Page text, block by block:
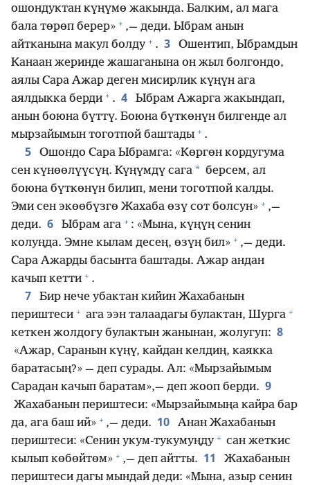
ошондуктан күңүмө жакында. Балким, ал мага
бала төрөп берер» + ,— деди. Ыбрам анын
айтканына макул болду + . 3
Ошентип, Ыбрамдын
Канаан жеринде жашаганына он жыл болгондо,
аялы Сара Ажар деген мисирлик күңүн ага
аялдыкка берди + . 4
Ыбрам Ажарга жакындап,
анын боюна бүттү. Боюна бүткөнүн билгенде ал
мырзайымын тоготпой баштады + .
5
Ошондо Сара Ыбрамга: «Көргөн кордугума
сен күнөөлүүсүң. Күңүмдү сага * берсем, ал
боюна бүткөнүн билип, мени тоготпой калды.
Эми сен экөөбүзгө Жахаба өзү сот болсун» + ,—
деди. 6 Ыбрам ага + : «Мына, күңүң сенин
колуңда. Эмне кылам десең, өзүң бил» + ,— деди.
Сара Ажарды басынта баштады. Ажар андан
качып кетти + .
7
Бир нече убактан кийин Жахабанын
периштеси + ага ээн талаадагы булактан, Шурга +
кеткен жолдогу булактын жанынан, жолугуп: 8
«Ажар, Саранын күңү, кайдан келдиң, каякка
баратасың?» — деп сурады. Ал: «Мырзайымым
Сарадан качып баратам»,— деп жооп берди. 9
Жахабанын периштеси: «Мырзайымыңа кайра бар
да, ага баш ий» + ,— деди. 10
Анан Жахабанын
периштеси: «Сенин укум-тукумуңду + сан жеткис
кылып көбөйтөм» + ,— деп айтты. 11
Жахабанын
периштеси дагы мындай деди: «Мына, азыр сенин